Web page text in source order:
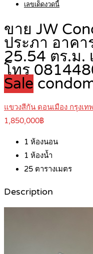
เลขเด็ดงวดนี้
ขาย JW
ประภา อาค
25.54 ตร.ม.
โทร
Sale
แขวงสีกัน ดอนเมือง กรุงเ
1,850,000฿
1 ห้องนอน
1 ห้องน้ำ
25 ตารางเมตร
Description